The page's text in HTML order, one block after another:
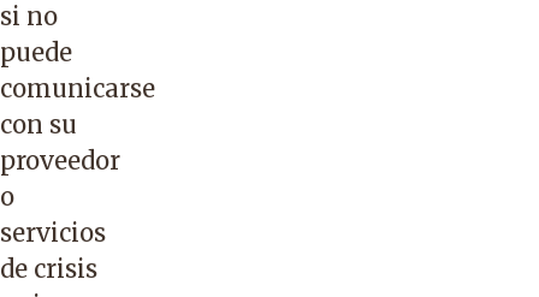
si no
puede
comunicarse
con su
proveedor
o
servicios
de crisis